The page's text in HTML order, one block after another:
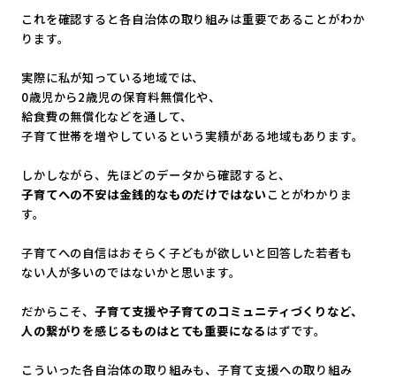
これを確認すると各自治体の取り組みは重要であることがわか
りま す。
実際に私が知っている地域では、
0歳児から2歳児の保育料無償化や、
給食費の無償化などを通して、
子育て世帯を増やしているという実績がある地域もあります。
しかしながら、先ほどのデータから確認すると、
子育てへの不安は金銭的なものだけではないことがわかりま
す。
子育てへの自信はおそらく子どもが欲しいと回答した若者も
ない人が多いのではないかと思います。
だからこそ、子育て支援や子育てのコミュニティづくりなど、
人の繋がりを感じるものはとても重要になるはずです。
こういった各自治体の取り組みも、子育て支援への取り組み